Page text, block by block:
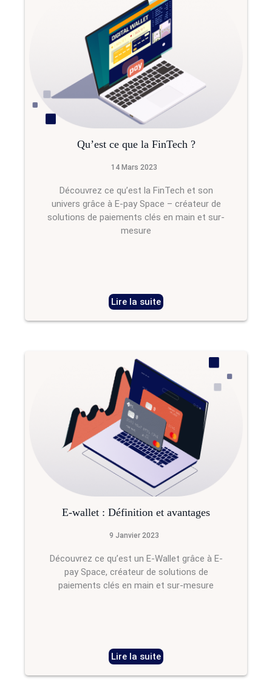
Qu’est ce que la FinTech ?
14 Mars 2023
Découvrez ce qu’est la FinTech et son
univers grâce à E-pay Space – créateur de
solutions de paiements clés en main et sur-
mesure
Lire la suite
E-wallet : Définition et avantages
9 Janvier 2023
Découvrez ce qu’est un E-Wallet grâce à E-
pay Space, créateur de solutions de
paiements clés en main et sur-mesure
Lire la suite